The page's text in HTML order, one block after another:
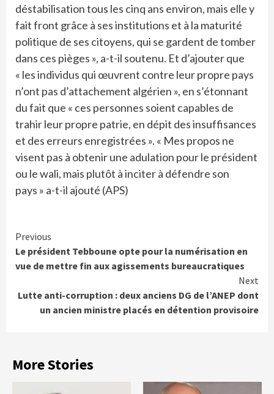
déstabilisation tous les cinq ans environ, mais elle y
fait front grâce à ses institutions et à la maturité
politique de ses citoyens, qui se gardent de tomber
dans ces pièges », a-t-il soutenu. Et d’ajouter que
« les individus qui œuvrent contre leur propre pays
n’ont pas d’attachement algérien », en s’étonnant
du fait que « ces personnes soient capables de
trahir leur propre patrie, en dépit des insuffisances
et des erreurs enregistrées ». « Mes propos ne
visent pas à obtenir une adulation pour le président
ou le wali, mais plutôt à inciter à défendre son
pays » a-t-il ajouté (APS)
Continue
Reading
Previous
Le président Tebboune opte pour la numérisation en
vue de mettre fin aux agissements bureaucratiques
Next
Lutte anti-corruption : deux anciens DG de l’ANEP dont
un ancien ministre placés en détention provisoire
More Stories